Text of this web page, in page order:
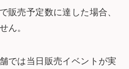
販売予定数に達した場合、
ん。
では当日販売イベントが実